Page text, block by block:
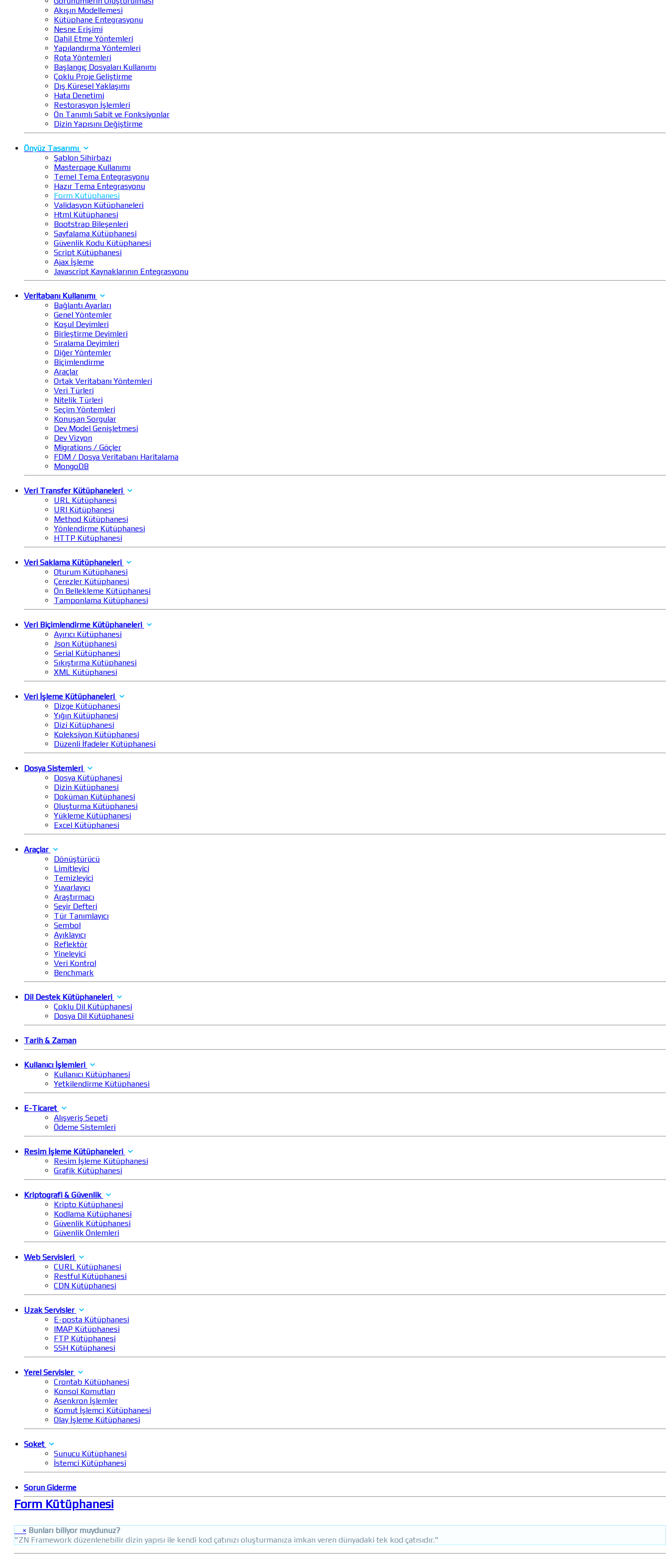
Akışın Modellemesi
Kütüphane Entegrasyonu
Nesne Erişimi
Dahil Etme Yöntemleri
Yapılandırma Yöntemleri
Rota Yöntemleri
Başlangıç Dosyaları Kullanımı
Çoklu Proje Geliştirme
Dış Küresel Yaklaşımı
Hata Denetimi
Restorasyon İşlemleri
Ön Tanımlı Sabit ve Fonksiyonlar
Dizin Yapısını Değiştirme
Önyüz Tasarımı
Şablon Sihirbazı
Masterpage Kullanımı
Temel Tema Entegrasyonu
Hazır Tema Entegrasyonu
Form Kütüphanesi
Validasyon Kütüphaneleri
Html Kütüphanesi
Bootstrap Bileşenleri
Sayfalama Kütüphanesi
Güvenlik Kodu Kütüphanesi
Script Kütüphanesi
Ajax İşleme
Javascript Kaynaklarının Entegrasyonu
Veritabanı Kullanımı
Bağlantı Ayarları
Genel Yöntemler
Koşul Deyimleri
Birleştirme Deyimleri
Sıralama Deyimleri
Diğer Yöntemler
Biçimlendirme
Araçlar
Ortak Veritabanı Yöntemleri
Veri Türleri
Nitelik Türleri
Seçim Yöntemleri
Konuşan Sorgular
Dev Model Genişletmesi
Dev Vizyon
Migrations / Göçler
FDM / Dosya Veritabanı Haritalama
MongoDB
Veri Transfer Kütüphaneleri
URL Kütüphanesi
URI Kütüphanesi
Method Kütüphanesi
Yönlendirme Kütüphanesi
HTTP Kütüphanesi
Veri Saklama Kütüphaneleri
Oturum Kütüphanesi
Çerezler Kütüphanesi
Ön Bellekleme Kütüphanesi
Tamponlama Kütüphanesi
Veri Biçimlendirme Kütüphaneleri
Ayırıcı Kütüphanesi
Json Kütüphanesi
Serial Kütüphanesi
Sıkıştırma Kütüphanesi
XML Kütüphanesi
Veri İşleme Kütüphaneleri
Dizge Kütüphanesi
Yığın Kütüphanesi
Dizi Kütüphanesi
Koleksiyon Kütüphanesi
Düzenli İfadeler Kütüphanesi
Dosya Sistemleri
Dosya Kütüphanesi
Dizin Kütüphanesi
Doküman Kütüphanesi
Oluşturma Kütüphanesi
Yükleme Kütüphanesi
Excel Kütüphanesi
Araçlar
Dönüştürücü
Limitleyici
Temizleyici
Yuvarlayıcı
Araştırmacı
Seyir Defteri
Tür Tanımlayıcı
Sembol
Ayıklayıcı
Reflektör
Yineleyici
Veri Kontrol
Benchmark
Dil Destek Kütüphaneleri
Çoklu Dil Kütüphanesi
Dosya Dil Kütüphanesi
Tarih & Zaman
Kullanıcı İşlemleri
Kullanıcı Kütüphanesi
Yetkilendirme Kütüphanesi
E-Ticaret
Alışveriş Sepeti
Ödeme Sistemleri
Resim İşleme Kütüphaneleri
Resim İşleme Kütüphanesi
Grafik Kütüphanesi
Kriptografi & Güvenlik
Kripto Kütüphanesi
Kodlama Kütüphanesi
Güvenlik Kütüphanesi
Güvenlik Önlemleri
Web Servisleri
CURL Kütüphanesi
Restful Kütüphanesi
CDN Kütüphanesi
Uzak Servisler
E-posta Kütüphanesi
IMAP Kütüphanesi
FTP Kütüphanesi
SSH Kütüphanesi
Yerel Servisler
Crontab Kütüphanesi
Konsol Komutları
Asenkron İşlemler
Komut İşlemci Kütüphanesi
Olay İşleme Kütüphanesi
Soket
Sunucu Kütüphanesi
İstemci Kütüphanesi
Sorun Giderme
Form Kütüphanesi
× Bunları biliyor muydunuz?
"ZN Framework düzenlenebilir dizin yapısı ile kendi kod çatınızı oluşturmanıza imkan veren dünyadaki tek kod çatısıdır."